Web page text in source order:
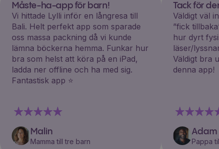
Måste-ha-app för barn!
Vi hittade Lylli inför en långresa till
Bali. Helt perfekt app som sparade
oss massa packning då vi kunde
lämna böckerna hemma. Funkar hur
bra som helst att köra på en iPad,
ladda ner offline och ha med sig.
Fantastisk app ⭐️
Malin
Mamma till tre barn
Tack för
Väldigt väl
”fick
hur dyrt
läser/
Väldigt bra
denna app!
Adam
Pappa